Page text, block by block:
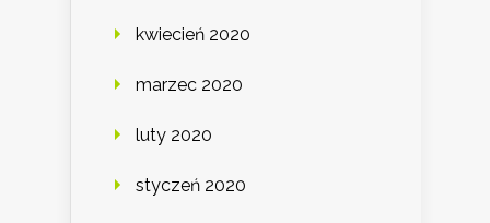
kwiecień 2020
marzec 2020
luty 2020
styczeń 2020